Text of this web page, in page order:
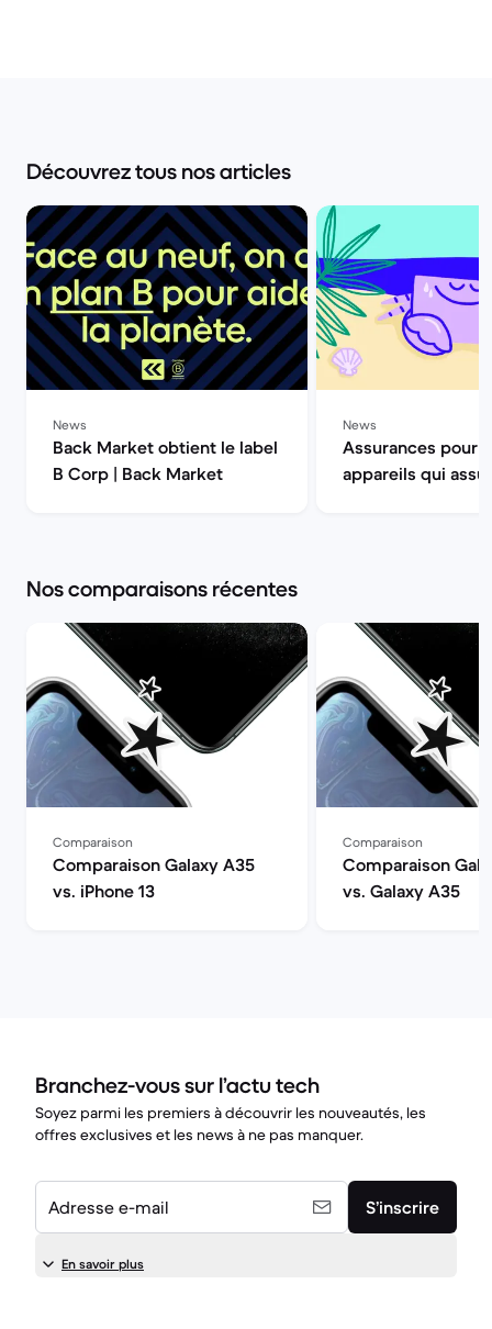
Découvrez tous nos articles
News
Back Market obtient le label
B Corp | Back Market
News
Assurances pour
appareils qui
Nos comparaisons récentes
Comparaison
Comparaison Galaxy A35
vs. iPhone 13
Comparaison
Comparaison
vs. Galaxy A35
Branchez-vous sur l’actu tech
Soyez parmi les premiers à découvrir les nouveautés, les
offres exclusives et les news à ne pas manquer.
Adresse e-mail S’inscrire
En savoir plus